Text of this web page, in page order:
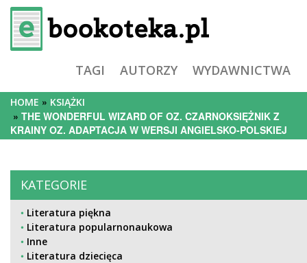
TAGI AUTORZY WYDAWNICTWA
HOME KSIĄŻKI
THE WONDERFUL WIZARD OF OZ. CZARNOKSIĘŻNIK Z
KRAINY OZ. ADAPTACJA W WERSJI ANGIELSKO-POLSKIEJ
KATEGORIE
Literatura piękna
Literatura popularnonaukowa
Inne
Literatura dziecięca